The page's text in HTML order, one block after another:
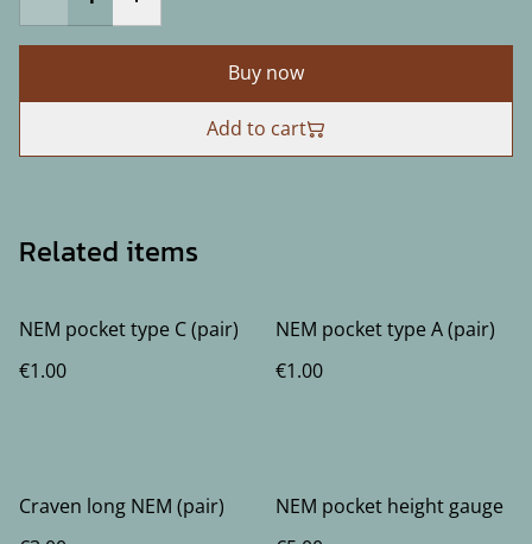
Buy now
Add to cart
Related items
NEM pocket type C (pair)
€1.00
NEM pocket type A (pair)
€1.00
Craven long NEM (pair)
NEM pocket height gauge